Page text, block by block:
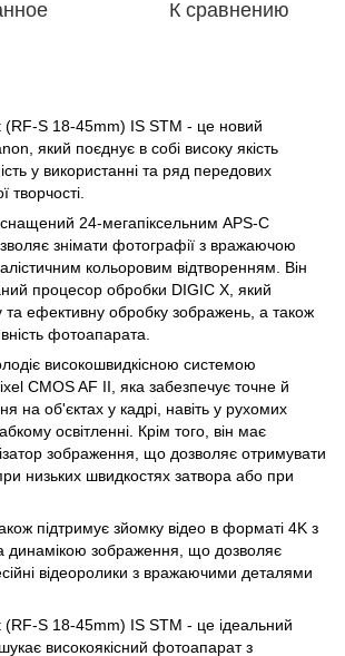
К сравнению
(RF-S 18-45mm) IS STM - це новий
який поєднує в собі високу якість
у використанні та ряд передових
24-мегапіксельним APS-C
знімати фотографії з вражаючою
кольоровим відтворенням. Він
процесор обробки DIGIC X, який
та ефективну обробку зображень, а також
фотоапарата.
високошвидкісною системою
CMOS AF II, яка забезпечує точне й
на об'єктах у кадрі, навіть у рухомих
освітленні. Крім того, він має
зображення, що дозволяє отримувати
при низьких швидкостях затвора або при
підтримує зйомку відео в форматі 4K з
динамікою зображення, що дозволяє
відеоролики з вражаючими деталями
S 18-45mm) IS STM - це ідеальний
високоякісний фотоапарат з